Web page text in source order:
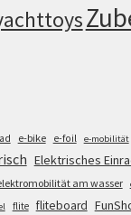
e-bike e-foil e-mobilität
Elektrisches
am wasser
flite fliteboard